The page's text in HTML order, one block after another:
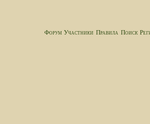
Форум Участники Правила Поиск